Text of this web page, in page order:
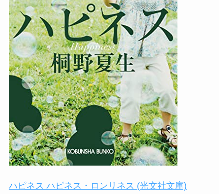
ハピネス ハピネス・ロンリネス (光文社文庫)